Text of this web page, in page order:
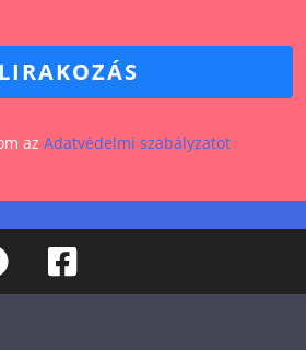
az Adatvédelmi szabályzatot